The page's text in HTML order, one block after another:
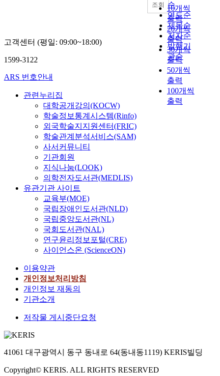
순
연도순
제목순
저자순
발행기
관순
10개씩
출력
20개씩
출력
30개씩
출력
50개씩
출력
100개씩
출력
조회
고객센터 (평일: 09:00~18:00)
1599-3122
ARS 번호안내
관련누리집
대학공개강의(KOCW)
학술정보통계시스템(Rinfo)
외국학술지지원센터(FRIC)
학술관계분석서비스(SAM)
사서커뮤니티
기관회원
지식나눔(LOOK)
의학전자도서관(MEDLIS)
유관기관 사이트
교육부(MOE)
국립장애인도서관(NLD)
국립중앙도서관(NL)
국회도서관(NAL)
연구윤리정보포털(CRE)
사이언스온 (ScienceON)
이용약관
개인정보처리방침
개인정보 재동의
기관소개
저작물 게시중단요청
41061 대구광역시 동구 동내로 64(동내동1119) KERIS빌딩
Copyright© KERIS. ALL RIGHTS RESERVED